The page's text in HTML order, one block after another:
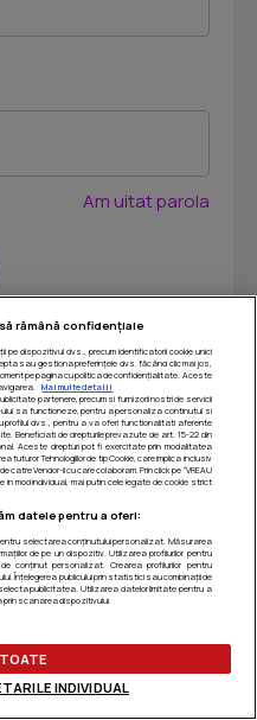
Am uitat parola
confidentialitate|Politica
preferințele
rămână confidențiale
dispozitivul dvs., precum identificatorii cookie unici
sau gestiona preferințele dvs. făcând clic mai jos,
pe pagina cu politica de confidențialitate. Aceste
Mai multe detalii
partenere, precum si furnizorii nostri de servicii
sa functioneze, pentru a personaliza continutul si
dvs., pentru a va oferi functionalitati aferente
Beneficiati de drepturile prevazute de art. 15-22 din
Aceste drepturi pot fi exercitate prin modalitatea
tuturor Tehnologiilor de tip Cookie, care implica inclusiv
Vendor-ii cu care colaboram. Prin click pe “VREAU
in mod individual, mai putin cele legate de cookie strict
datele pentru a oferi:
selectarea conținutului personalizat. Măsurarea
de pe un dispozitiv. Utilizarea profilurilor pentru
conținut personalizat. Crearea profilurilor pentru
Înțelegerea publicului prin statistici sau combinații de
publicitatea. Utilizarea datelor limitate pentru a
prin scanarea dispozitivului.
INDIVIDUAL